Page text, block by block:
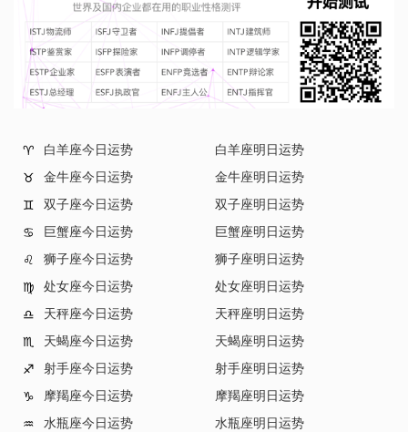
♈ 白羊座今日运势
白羊座明日运势
♉
金牛座今日运势
金牛座明日运势
♊
双子座今日运势
双子座明日运势
♋
巨蟹座今日运势
巨蟹座明日运势
♌
狮子座今日运势
狮子座明日运势
♍
处女座今日运势
处女座明日运势
♎
天秤座今日运势
天秤座明日运势
♏
天蝎座今日运势
天蝎座明日运势
♐
射手座今日运势
射手座明日运势
♑
摩羯座今日运势
摩羯座明日运势
♒
水瓶座今日运势
水瓶座明日运势